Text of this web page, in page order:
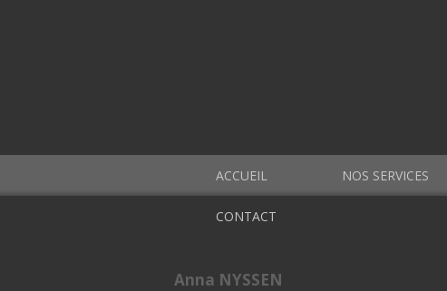
ACCUEIL NOS SERVICES
CONTACT
Anna NYSSEN